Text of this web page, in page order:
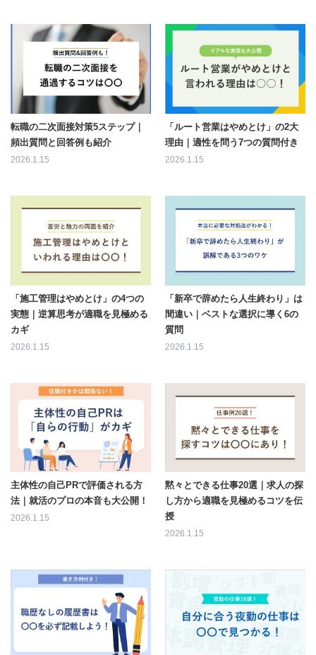
転職の二次面接対策5ステップ｜
頻出質問と回答例も紹介
2026.1.15
「ルート営業はやめとけ」の2大
理由｜適性を問う7つの質問付き
2026.1.15
「施工管理はやめとけ」の4つの
実態｜逆算思考が適職を見極める
カギ
2026.1.15
「新卒で辞めたら人生終わり」は
間違い｜ベストな選択に導く6の
質問
2026.1.15
主体性の自己PRで評価される方
法｜就活のプロの本音も大公開！
2026.1.15
黙々とできる仕事20選｜求人の探
し方から適職を見極めるコツを伝
授
2026.1.15